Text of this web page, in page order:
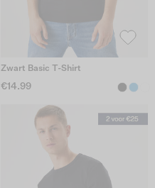
Zwart Basic T-Shirt
€14.99